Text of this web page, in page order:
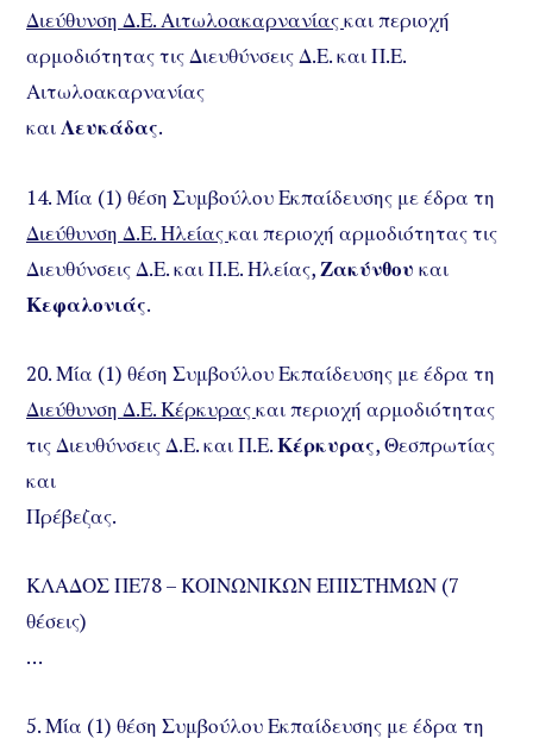
Διεύθυνση Δ.Ε. Αιτωλοακαρνανίαςκαι περιοχή
αρμοδιότητας τις Διευθύνσεις Δ.Ε. και Π.Ε.
Αιτωλοακαρνανίας
καιΛευκάδας.
14. Μία (1) θέση Συμβούλου Εκπαίδευσης με έδρα τη
Διεύθυνση Δ.Ε. Ηλείαςκαι περιοχή αρμοδιότητας τις
Διευθύνσεις Δ.Ε. και Π.Ε. Ηλείας, Ζακύνθου και
Κεφαλονιάς.
20. Μία (1) θέση Συμβούλου Εκπαίδευσης με έδρα τη
Διεύθυνση Δ.Ε. Κέρκυραςκαι περιοχή αρμοδιότητας
τις Διευθύνσεις Δ.Ε. και Π.Ε.Κέρκυρας, Θεσπρωτίας
και
Πρέβεζας.
ΚΛΑΔΟΣ ΠΕ78 – ΚΟΙΝΩΝΙΚΩΝ ΕΠΙΣΤΗΜΩΝ (7
θέσεις)
…
5. Μία (1) θέση Συμβούλου Εκπαίδευσης με έδρα τη